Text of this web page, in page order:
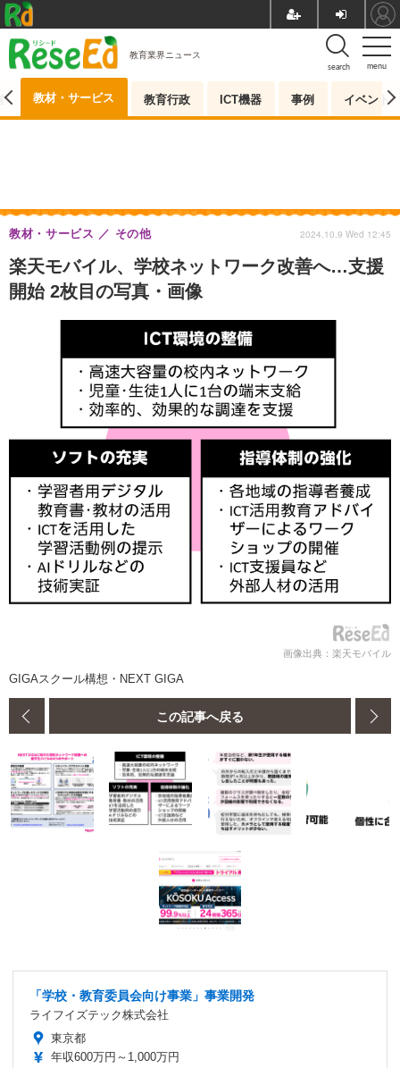
menu
search
教育業界ニュース
教材・サービス 教育行政 ICT機器 事例 イベント
楽天モバイル、学校ネットワーク改善へ…支援
開始 2枚目の写真・画像
教材・サービス その他 2024.10.9 Wed 12:45
画像出典：楽天モバイル
GIGAスクール構想・NEXT GIGA
この記事へ戻る
「学校・教育委員会向け事業」事業開発
ライフイズテック株式会社
東京都
年収600万円～1,000万円